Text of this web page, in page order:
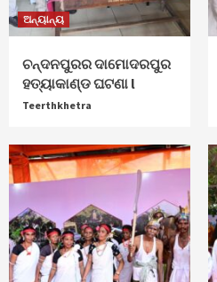
ଅନ୍ୟାନ୍ୟ
ଚନ୍ଦନପୁରର ଦାମୋଦରପୁର
ହତ୍ୟାକାଣ୍ଡ ଘଟଣା l
Teerthkhetra